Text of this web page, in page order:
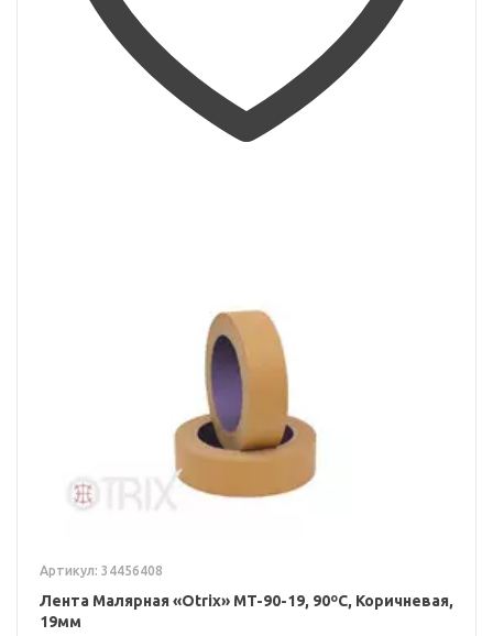
Артикул: 34456408
Лента Малярная «Otrix» MT-90-19, 90ºС, Коричневая,
19мм